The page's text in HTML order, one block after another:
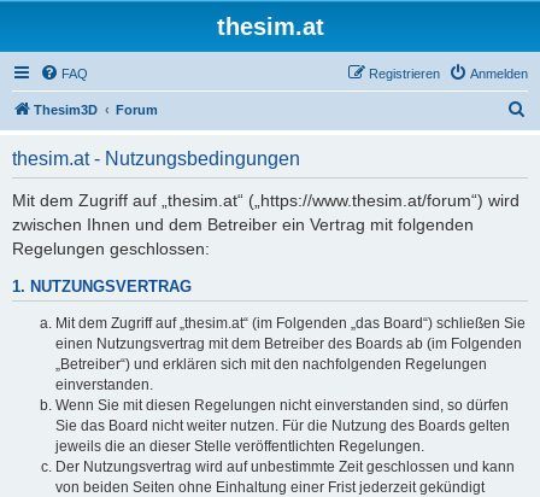
thesim.at
FAQ Anmelden
Registrieren
Thesim3D Forum
thesim.at - Nutzungsbedingungen
Mit dem Zugriff auf „thesim.at“ („https://www.thesim.at/forum“) wird
zwischen Ihnen und dem Betreiber ein Vertrag mit folgenden
Regelungen geschlossen:
1. NUTZUNGSVERTRAG
Mit dem Zugriff auf „thesim.at“ (im Folgenden „das Board“) schließen Sie
einen Nutzungsvertrag mit dem Betreiber des Boards ab (im Folgenden
„Betreiber“) und erklären sich mit den nachfolgenden Regelungen
einverstanden.
Wenn Sie mit diesen Regelungen nicht einverstanden sind, so dürfen
Sie das Board nicht weiter nutzen. Für die Nutzung des Boards gelten
jeweils die an dieser Stelle veröffentlichten Regelungen.
Der Nutzungsvertrag wird auf unbestimmte Zeit geschlossen und kann
von beiden Seiten ohne Einhaltung einer Frist jederzeit gekündigt